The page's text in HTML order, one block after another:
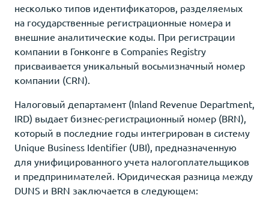
несколько типов идентификаторов, разделяемых
на государственные регистрационные номера и
внешние аналитические коды. При регистрации
компании в Гонконге в Companies Registry
присваивается уникальный восьмизначный номер
компании (CRN).
Налоговый департамент (Inland Revenue Department,
IRD) выдает бизнес-регистрационный номер (BRN),
который в последние годы интегрирован в систему
Unique Business Identifier (UBI), предназначенную
для унифицированного учета налогоплательщиков
и предпринимателей. Юридическая разница между
DUNS и BRN заключается в следующем: